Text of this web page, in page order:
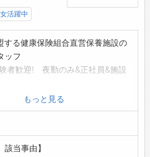
活躍中
する健康保険組合直営保養施設の
ッフ
者歓迎! 夜勤のみ&正社員&施設
で日中の時間を自由に過ごせます!
・・夜間の施設巡回、施錠確
応など
・・従業員の寮送迎業務
・・浴室の簡易清掃
もっと見る
該当事由】